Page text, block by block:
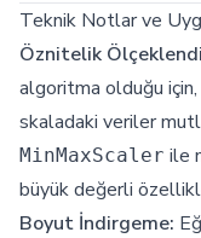
Teknik Notlar ve
Öznitelik
algoritma olduğu
skaladaki veriler
MinMaxScaler ile
büyük değerli
Boyut İndirgeme: